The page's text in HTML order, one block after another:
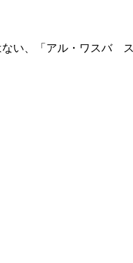
い、「アル・ワスバ ス